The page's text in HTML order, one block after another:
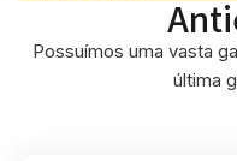
Possuímos uma vasta
última